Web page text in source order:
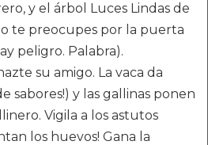
y el árbol Luces Lindas de
te preocupes por la puerta
peligro. Palabra).
su amigo. La vaca da
sabores!) y las gallinas ponen
Vigila a los astutos
los huevos! Gana la